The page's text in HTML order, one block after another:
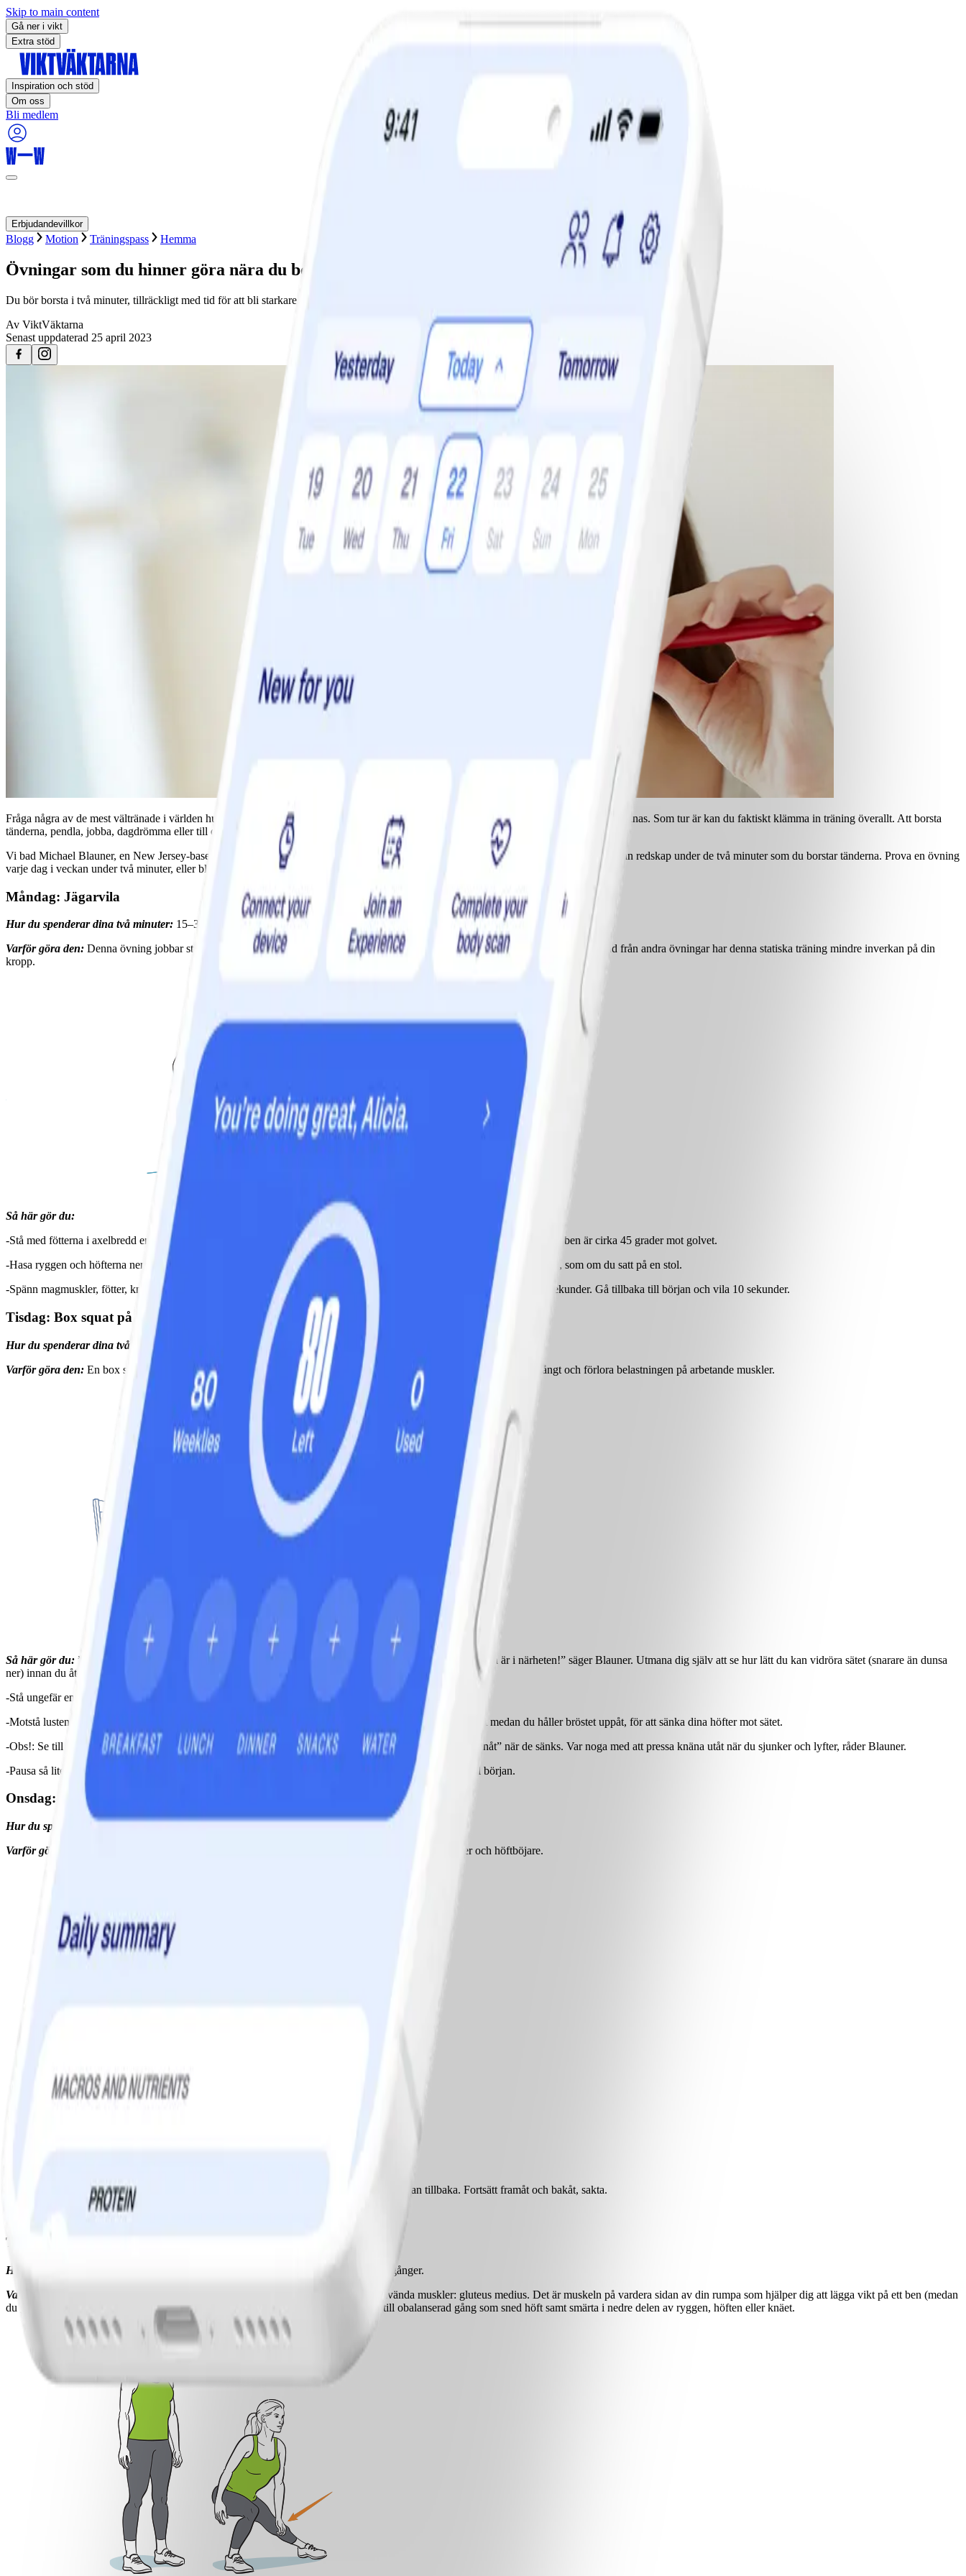
Skip to main content
Gå ner i vikt
Extra stöd
Inspiration och stöd
Om oss
Bli medlem
Erbjudandevillkor
Blogg Motion Träningspass Hemma
Övningar som du hinner göra nära du borstar tänderna
Du bör borsta i två minuter, tillräckligt med tid för att bli starkare.
Av ViktVäktarna
Senast uppdaterad 25 april 2023
Fråga några av de mest vältränade i världen hur de hinner med daglig rekommenderad träning, och de kommer att berätta att allt du gör räknas. Som tur är kan du faktiskt klämma in träning överallt. Att borsta
tänderna, pendla, jobba, dagdrömma eller till och med laga mat kan bränna kalorier. Även i badrummet? Ja, även där.
Vi bad Michael Blauner, en New Jersey-baserad personlig tränare och hemmaträningsexpert, om fem enkla övningar som du kan göra utan redskap under de två minuter som du borstar tänderna. Prova en övning
varje dag i veckan under två minuter, eller blanda övningar tills du har borstat färdigt. Klara, färdiga, borsta!
Måndag: Jägarvila
Hur du spenderar dina två minuter: 15–30 sekunders rörelse, 10 sekunders vila, upprepa.
Varför göra den: Denna övning jobbar statiskt med rumpa och benmuskler – sätesmuskler, quadriceps och hamstrings. Och till skillnad från andra övningar har denna statiska träning mindre inverkan på din
kropp.
Så här gör du:
-Stå med fötterna i axelbredd en fot eller två från väggen, medan du vilar dina höfter och rygg platt mot den så att dina raka ben är cirka 45 grader mot golvet.
-Hasa ryggen och höfterna nerför väggen medan du sänker höfterna mot golvet tills dina lår är nästan parallella med golvet, som om du satt på en stol.
-Spänn magmuskler, fötter, knän och lår när du håller den här positionen. Andas för att bibehålla denna position i 15–30 sekunder. Gå tillbaka till början och vila 10 sekunder.
Tisdag: Box squat på toaletten
Hur du spenderar dina två minuter:
30 sekunders rörelse, 10 sekunders vila, upprepa.
Varför göra den: En box squat hjälper dig att komma lägre ner i en knäböj än normalt, men hindrar dig från att gå för långt och förlora belastningen på arbetande muskler.
Så här gör du: ”Du kommer att använda toalettsitsen som en markör för var du ska stanna, eftersom du ändå är i närheten!” säger Blauner. Utmana dig själv att se hur lätt du kan vidröra sätet (snarare än dunsa
ner) innan du återgår till början.
-Stå ungefär en fot från toalettsitsen, vänd bortåt, fötterna i höftbredd, med tårna vända något utåt.
-Motstå lusten att böja knäna för att börja denna rörelse. Pressa istället långsamt dina höfter bakåt och neråt medan du håller bröstet uppåt, för att sänka dina höfter mot sätet.
-Obs!: Se till att knäna alltid når precis över tårna men aldrig förbi dem. Mångas knän kommer att ”böjas inåt” när de sänks. Var noga med att pressa knäna utåt när du sjunker och lyfter, råder Blauner.
-Pausa så lite som möjligt längst ner och pressa sätesmusklerna och tryck igenom hälarna för att återgå till början.
Onsdag: Bäckenbottenövning
Hur du spenderar dina två minuter:30 sekunders rörelse, 10 sekunders vila, upprepa.
Varför göra den:
Denna mikrorörelse är utmärkt för små utrymmen men jobbar ändå dina sätesmuskler och höftböjare.
-Håll fokus på sätesmusklerna och magmusklerna, vicka bäckenet långsamt bakåt och sedan tillbaka. Fortsätt framåt och bakåt, sakta.
-För en extra utmaning, huka dig lägre.
Torsdag: Sidoutfall
Hur du spenderar dina två minuter:
10–12 upprepningar på varje sida, upprepa 2-3 gånger.
Varför göra den:
Denna fantastiska övning jobbar några underutnyttjade men väl använda muskler: gluteus medius. Det är muskeln på vardera sidan av din rumpa som hjälper dig att lägga vikt på ett ben (medan
du går eller springer), flytta benet (ut åt sidan) eller rotera det. Svaghet här kan leda till obalanserad gång som sned höft samt smärta i nedre delen av ryggen, höften eller knäet.